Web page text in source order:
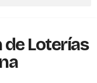
Loterías